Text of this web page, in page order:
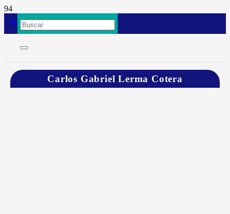
Carlos Gabriel Lerma Cotera